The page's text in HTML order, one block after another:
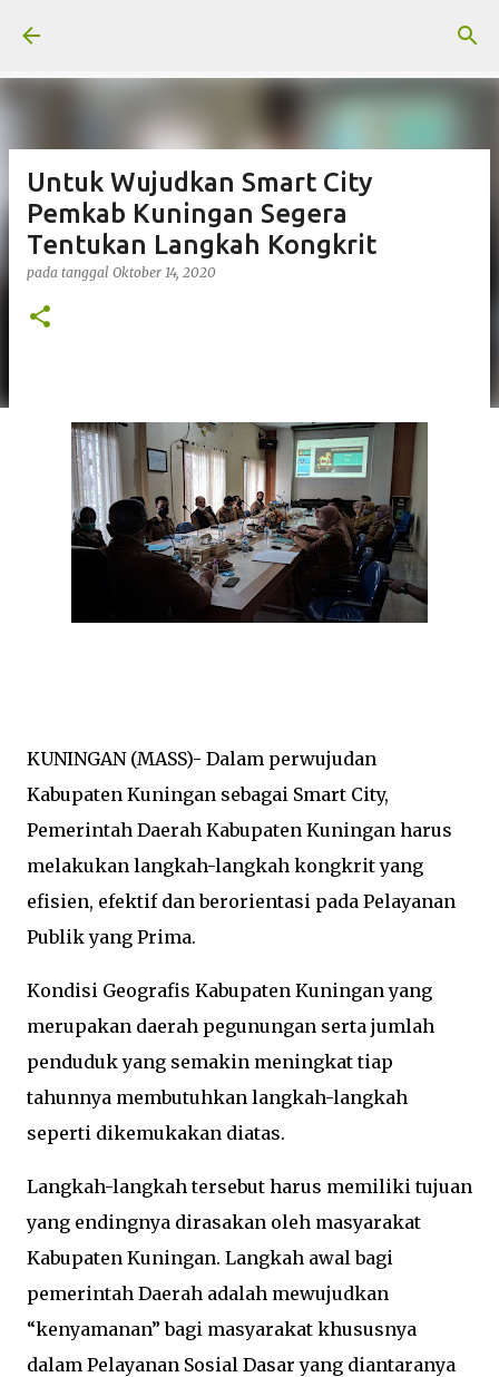
Untuk Wujudkan Smart City
Pemkab Kuningan Segera
Tentukan Langkah Kongkrit
pada tanggal Oktober 14, 2020
KUNINGAN (MASS)- Dalam perwujudan
Kabupaten Kuningan sebagai Smart City,
Pemerintah Daerah Kabupaten Kuningan harus
melakukan langkah-langkah kongkrit yang
efisien, efektif dan berorientasi pada Pelayanan
Publik yang Prima.
Kondisi Geografis Kabupaten Kuningan yang
merupakan daerah pegunungan serta jumlah
penduduk yang semakin meningkat tiap
tahunnya membutuhkan langkah-langkah
seperti dikemukakan diatas.
Langkah-langkah tersebut harus memiliki tujuan
yang endingnya dirasakan oleh masyarakat
Kabupaten Kuningan. Langkah awal bagi
pemerintah Daerah adalah mewujudkan
“kenyamanan” bagi masyarakat khususnya
dalam Pelayanan Sosial Dasar yang diantaranya